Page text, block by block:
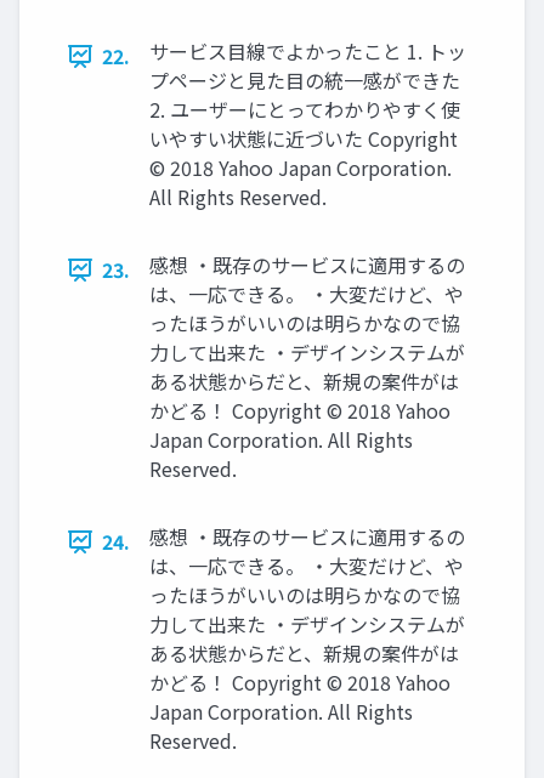
22.
サービス目線でよかったこと 1. トッ
プページと見た目の統一感ができた
2. ユーザーにとってわかりやすく使
いやすい状態に近づいた Copyright
© 2018 Yahoo Japan Corporation.
All Rights Reserved.
23.
感想 ・既存のサービスに適用するの
は、一応できる。 ・大変だけど、や
ったほうがいいのは明らかなので協
力して出来た ・デザインシステムが
ある状態からだと、新規の案件がは
かどる！ Copyright © 2018 Yahoo
Japan Corporation. All Rights
Reserved.
24.
感想 ・既存のサービスに適用するの
は、一応できる。 ・大変だけど、や
ったほうがいいのは明らかなので協
力して出来た ・デザインシステムが
ある状態からだと、新規の案件がは
かどる！ Copyright © 2018 Yahoo
Japan Corporation. All Rights
Reserved.